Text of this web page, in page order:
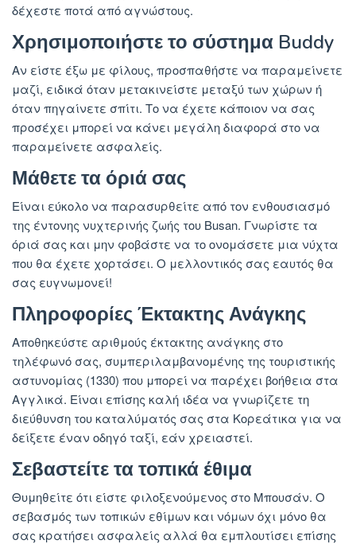
δέχεστε ποτά από αγνώστους.
Χρησιμοποιήστε το σύστημα Buddy
Αν είστε έξω με φίλους, προσπαθήστε να παραμείνετε
μαζί, ειδικά όταν μετακινείστε μεταξύ των χώρων ή
όταν πηγαίνετε σπίτι. Το να έχετε κάποιον να σας
προσέχει μπορεί να κάνει μεγάλη διαφορά στο να
παραμείνετε ασφαλείς.
Μάθετε τα όριά σας
Είναι εύκολο να παρασυρθείτε από τον ενθουσιασμό
της έντονης νυχτερινής ζωής του Busan. Γνωρίστε τα
όριά σας και μην φοβάστε να το ονομάσετε μια νύχτα
που θα έχετε χορτάσει. Ο μελλοντικός σας εαυτός θα
σας ευγνωμονεί!
Πληροφορίες Έκτακτης Ανάγκης
Αποθηκεύστε αριθμούς έκτακτης ανάγκης στο
τηλέφωνό σας, συμπεριλαμβανομένης της τουριστικής
αστυνομίας (1330) που μπορεί να παρέχει βοήθεια στα
Αγγλικά. Είναι επίσης καλή ιδέα να γνωρίζετε τη
διεύθυνση του καταλύματός σας στα Κορεάτικα για να
δείξετε έναν οδηγό ταξί, εάν χρειαστεί.
Σεβαστείτε τα τοπικά έθιμα
Θυμηθείτε ότι είστε φιλοξενούμενος στο Μπουσάν. Ο
σεβασμός των τοπικών εθίμων και νόμων όχι μόνο θα
σας κρατήσει ασφαλείς αλλά θα εμπλουτίσει επίσης